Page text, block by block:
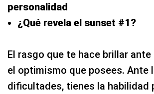
personalidad
¿Qué revela el sunset #1?
El rasgo que te hace brillar
el optimismo que posees. Ante
dificultades, tienes la habilidad